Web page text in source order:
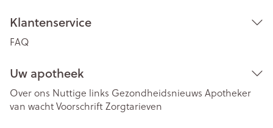
Klantenservice
FAQ
Uw apotheek
Over ons Nuttige links Gezondheidsnieuws Apotheker
van wachtVoorschriftZorgtarieven